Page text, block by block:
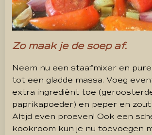
Zo maak je de soep af.
Neem nu een staafmixer en
tot een gladde massa. Voeg
extra ingrediënt toe
paprikapoeder) en peper en zout
Altijd even proeven! Ook een
kookroom kun je nu toevoegen